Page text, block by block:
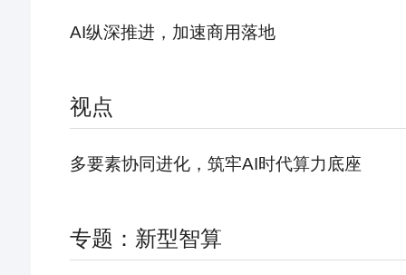
AI纵深推进，加速商用落地
视点
多要素协同进化，筑牢AI时代算力底座
专题：新型智算